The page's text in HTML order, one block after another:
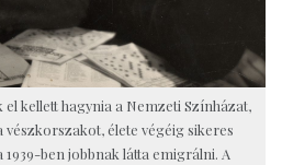
el kellett hagynia a Nemzeti Színházat,
vészkorszakot, élete végéig sikeres
1939-ben jobbnak látta emigrálni. A